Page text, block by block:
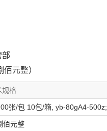
部
元整）
规格
张/包 10包/箱, yb-80gA4-500z;
佰元整